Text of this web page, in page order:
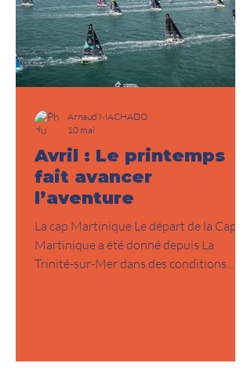
Avril : Le printemps
fait avancer
l’aventure
La cap Martinique Le départ de la Cap
Martinique a été donné depuis La
Trinité-sur-Mer dans des conditions
poursuivent leur course avec
Arnaud MACHADO
10 mai